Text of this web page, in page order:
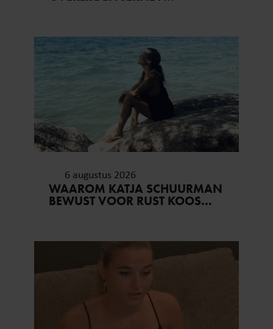
VERGETEN’
6 augustus 2026
WAAROM KATJA SCHUURMAN
BEWUST VOOR RUST KOOS…